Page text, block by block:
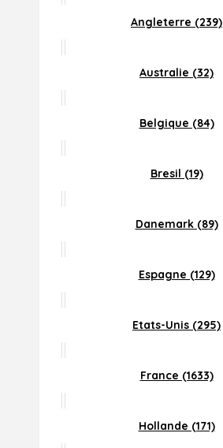
Angleterre (239)
Australie (32)
Belgique (84)
Bresil (19)
Danemark (89)
Espagne (129)
Etats-Unis (295)
France (1633)
Hollande (171)